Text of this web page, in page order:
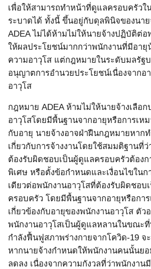
เพื่อให้สามารถทำหน้าที่ดูแลครอบครัวใ
ระบาดได้ ทั้งนี้ ขึ้นอยู่กับดุลพินิจของนา
ADEAไม่ได้ห้ามไม่ให้นายจ้างปฏิบัติต่อ
ให้ผลประโยชน์มากกว่าพนักงานที่มีอายุ
ความอาวุโส แต่กฎหมายในระดับมลรัฐ
อนุญาตการอำนวยประโยชน์เนื่องจากอ
อาวุโส
กฎหมาย ADEA ห้ามไม่ให้นายจ้างเลือ
อาวุโสโดยมีพื้นฐานจากอายุหรือการเห
กับอายุ นายจ้างอาจฝ่าฝืนกฎหมายหาก
เกี่ยวกับการจ้างงานโดยใช้สมมติฐานที่
ต้องรับผิดชอบเป็นผู้ดูแลครอบครัวต้องก
พิเศษ หรือตั้งข้อกำหนดและเงื่อนไขในก
เดียวต่อพนักงานอาวุโสที่ต้องรับผิดชอบ
ครอบครัว โดยมีพื้นฐานจากอายุหรือกา
เกี่ยวข้องกับอายุของพนักงานอาวุโส ตัว
พนักงานอาวุโสเป็นผู้ดูแลหลานในขณะ
กำลังฟื้นฟูสภาพร่างกายจากโควิด-19 จ
หากนายจ้างกำหนดให้พนักงานคนนั้นยอ
ลดลง เนื่องจากความกังวลที่ว่าพนักงาน